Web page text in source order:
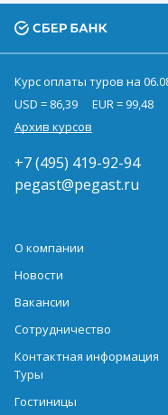
Курс оплаты туров на
USD = 86,39
EUR = 99,48
Архив курсов
+7 (495) 419-92-94
pegast@pegast.ru
О компании
Новости
Вакансии
Сотрудничество
Контактная информация
Туры
Гостиницы